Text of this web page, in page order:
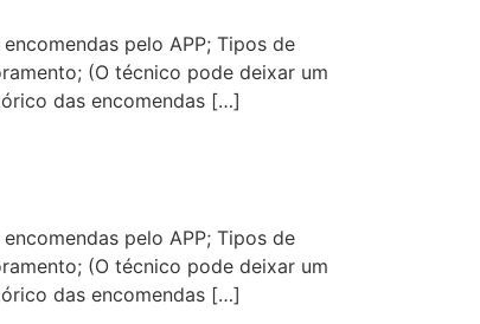
pelo APP; Tipos de
(O técnico pode deixar um
das encomendas […]
pelo APP; Tipos de
(O técnico pode deixar um
das encomendas […]